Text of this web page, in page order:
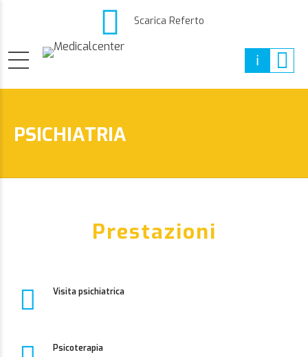
Scarica Referto
PSICHIATRIA
Prestazioni
Visita psichiatrica
Psicoterapia